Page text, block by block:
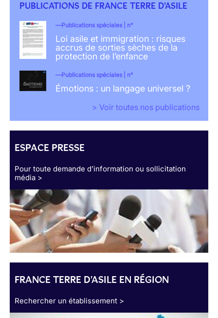
PUBLICATIONS DE FRANCE TERRE D'ASILE
Publications spéciales | n°
Loi asile et immigration : risques
accrus de sorties sèches de la
protection de l’enfance
Publications spéciales | n°
Émotions : un langage universel ?
> Voir toutes nos publications
ESPACE PRESSE
Pour toute demande d’information ou sollicitation
média >
FRANCE TERRE D'ASILE EN RÉGION
Rechercher un établissement >